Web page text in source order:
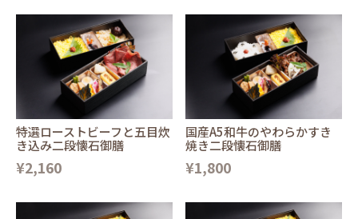
特選ローストビーフと五目炊
き込み二段懐石御膳
¥2,160
国産A5和牛のやわらかすき
焼き二段懐石御膳
¥1,800